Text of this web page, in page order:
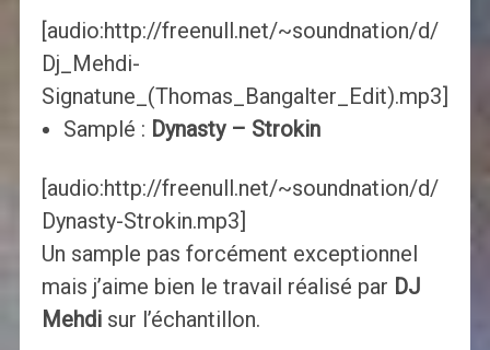
[audio:http://freenull.net/~soundnation/d/
Dj_Mehdi-
Signatune_(Thomas_Bangalter_Edit).mp3]
Samplé : Dynasty – Strokin
[audio:http://freenull.net/~soundnation/d/
Dynasty-Strokin.mp3]
Un sample pas forcément exceptionnel
mais j’aime bien le travail réalisé par DJ
Mehdisur l’échantillon.